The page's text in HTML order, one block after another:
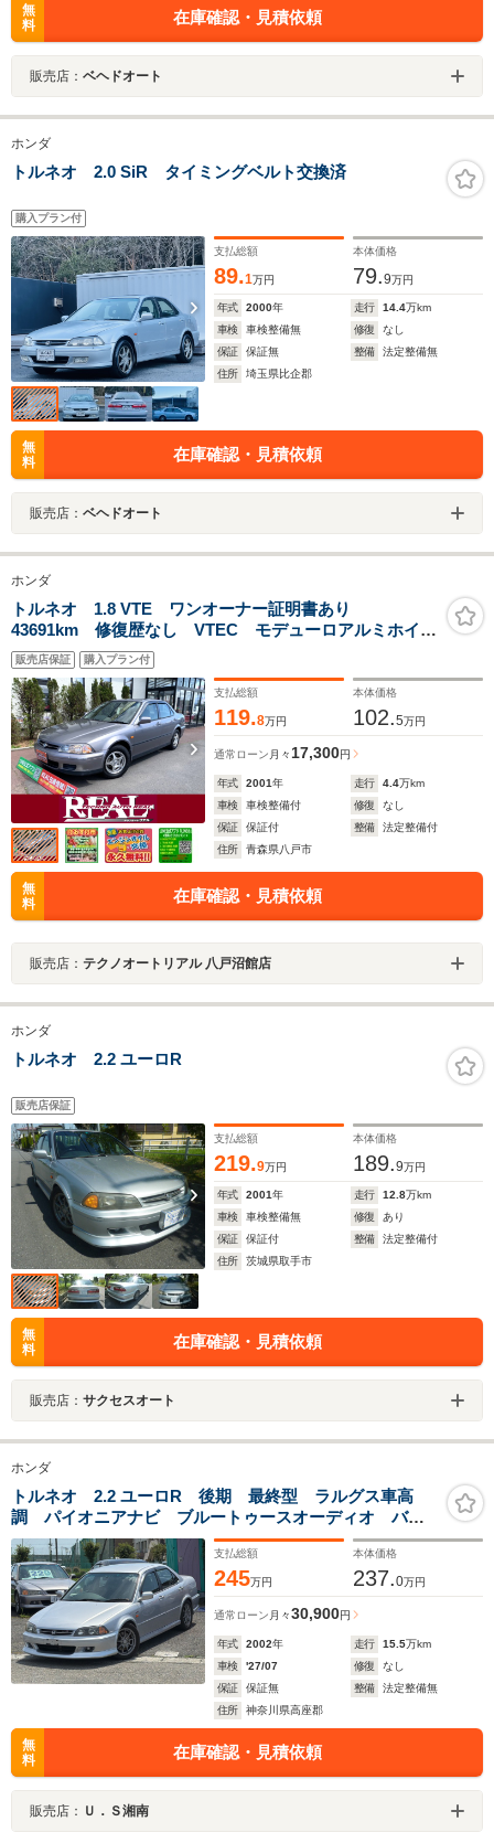
無
料
在庫確認・見積依頼
販売店： ベヘドオート
ホンダ
トルネオ 2.0 SiR タイミングベルト交換済
購入プラン付
支払総額
89.1万円
本体価格
79.9万円
年式 2000年 走行 14.4万km
車検
車検整備無 修復
なし
保証
保証無 整備
法定整備無
住所
埼玉県比企郡
無
料
在庫確認・見積依頼
販売店： ベヘドオート
ホンダ
トルネオ 1.8 VTE ワンオーナー証明書あり
43691km 修復歴なし VTEC モデューロアルミホイー
ル 5速マニュアル 電動格納ミラー アコード
accord ABS Wエアバック オートエアコン
販売店保証 購入プラン付
支払総額
119.8万円
本体価格
102.5万円
通常ローン 月々 17,300円
年式 2001年 走行 4.4万km
車検
車検整備付 修復
なし
保証
保証付 整備
法定整備付
住所
青森県八戸市
無
料
在庫確認・見積依頼
販売店： テクノオートリアル 八戸沼館店
ホンダ
トルネオ 2.2 ユーロR
販売店保証
支払総額
219.9万円
本体価格
189.9万円
年式 2001年 走行 12.8万km
車検
車検整備無 修復
あり
保証
保証付 整備
法定整備付
住所
茨城県取手市
無
料
在庫確認・見積依頼
販売店： サクセスオート
ホンダ
トルネオ 2.2 ユーロR 後期 最終型 ラルグス車高
調 パイオニアナビ ブルートゥースオーディオ バッ
クカメラ ETC タイミングベルト交換済み 禁煙車
支払総額
245万円
本体価格
237.0万円
通常ローン 月々30,900円
年式 2002年 走行 15.5万km
車検
'27/07 修復
なし
保証
保証無 整備
法定整備無
住所
神奈川県高座郡
無
料
在庫確認・見積依頼
販売店： Ｕ．Ｓ湘南